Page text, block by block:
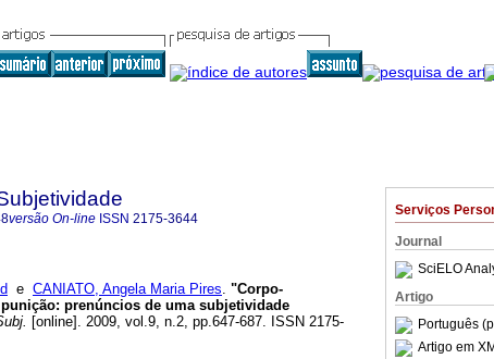
Serviços
Journal
SciELO
Artigo
Português
Artigo em
versão On-line ISSN 2175-3644
e CANIATO, Angela Maria Pires. "Corpo-
: prenúncios de uma subjetividade
[online]. 2009, vol.9, n.2, pp.647-687. ISSN 2175-